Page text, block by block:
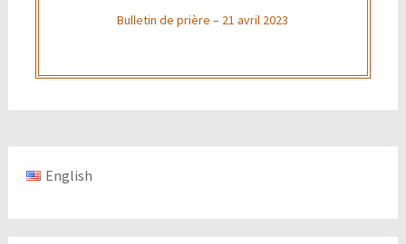
Bulletin de prière – 21 avril 2023
English